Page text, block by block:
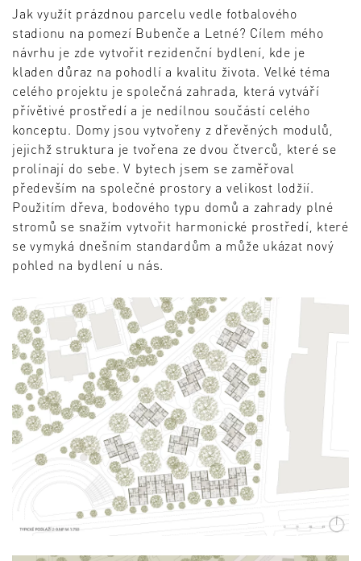
Jak využít prázdnou parcelu vedle fotbalového
stadionu na pomezí Bubenče a Letné? Cílem mého
návrhu je zde vytvořit rezidenční bydlení, kde je
kladen důraz na pohodlí a kvalitu života. Velké téma
celého projektu je společná zahrada, která vytváří
přívětivé prostředí a je nedílnou součástí celého
konceptu. Domy jsou vytvořeny z dřevěných modulů,
jejichž struktura je tvořena ze dvou čtverců, které se
prolínají do sebe. V bytech jsem se zaměřoval
především na společné prostory a velikost lodžií.
Použitím dřeva, bodového typu domů a zahrady plné
stromů se snažím vytvořit harmonické prostředí, které
se vymyká dnešním standardům a může ukázat nový
pohled na bydlení u nás.